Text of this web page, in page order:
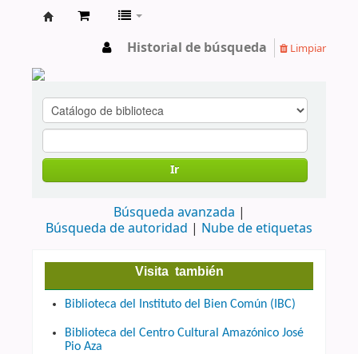
Historial de búsqueda Limpiar
Ir
Búsqueda avanzada
Búsqueda de autoridad
Nube de etiquetas
Visita también
Biblioteca del Instituto del Bien Común (IBC)
Biblioteca del Centro Cultural Amazónico José
Pio Aza